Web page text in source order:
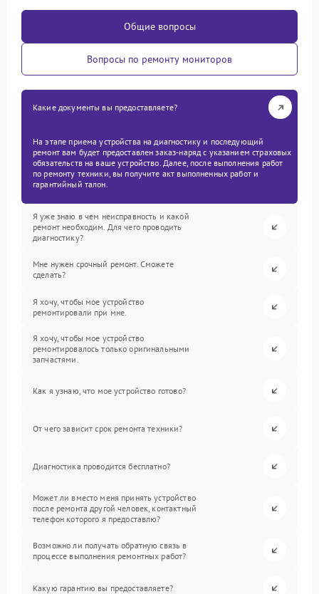
Общие вопросы
Вопросы по ремонту мониторов
Какие документы вы предоставляете?
На этапе приема устройства на диагностику и последующий
ремонт вам будет предоставлен заказ-наряд с указанием страховых
обязательств на ваше устройство. Далее, после выполнения работ
по ремонту техники, вы получите акт выполненных работ и
гарантийный талон.
Я уже знаю в чем неисправность и какой
ремонт необходим. Для чего проводить
диагностику?
Мне нужен срочный ремонт. Сможете
сделать?
Я хочу, чтобы мое устройство
ремонтировали при мне.
Я хочу, чтобы мое устройство
ремонтировалось только оригинальными
запчастями.
Как я узнаю, что мое устройство готово?
От чего зависит срок ремонта техники?
Диагностика проводится бесплатно?
Может ли вместо меня принять устройство
после ремонта другой человек, контактный
телефон которого я предоставлю?
Возможно ли получать обратную связь в
процессе выполнения ремонтных работ?
Какую гарантию вы предоставляете?